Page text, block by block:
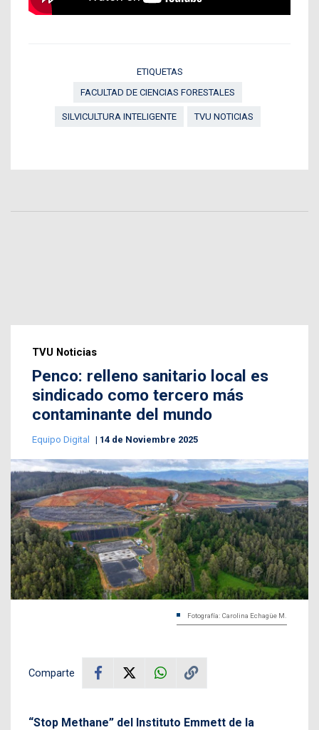
ETIQUETAS
FACULTAD DE CIENCIAS FORESTALES
SILVICULTURA INTELIGENTE TVU NOTICIAS
TVU Noticias
Penco: relleno sanitario local es
sindicado como tercero más
contaminante del mundo
Equipo Digital 14 de Noviembre 2025
Fotografía: Carolina Echagüe M.
Comparte
“Stop Methane” del Instituto Emmett de la